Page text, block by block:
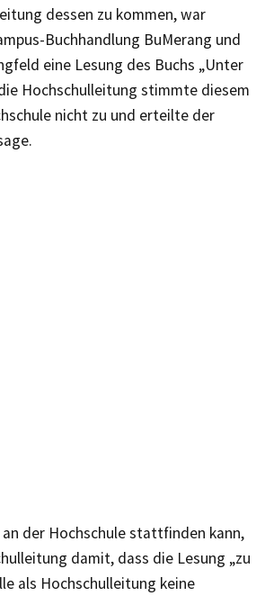
dessen zu kommen, war
Buchhandlung BuMerang und
eine Lesung des Buchs „Unter
Hochschulleitung stimmte diesem
nicht zu und erteilte der
der Hochschule stattfinden kann,
damit, dass die Lesung „zu
als Hochschulleitung keine